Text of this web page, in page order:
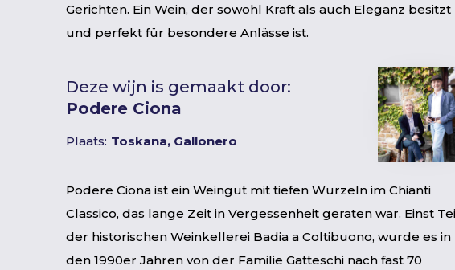
Gerichten. Ein Wein, der sowohl Kraft als auch Eleganz besitzt
und perfekt für besondere Anlässe ist.
Deze wijn is gemaakt door:
Podere Ciona
Plaats: Toskana, Gallonero
Podere Ciona ist ein Weingut mit tiefen Wurzeln im Chianti
Classico, das lange Zeit in Vergessenheit geraten war. Einst
der historischen Weinkellerei Badia a Coltibuono, wurde es in
den 1990er Jahren von der Familie Gatteschi nach fast 70